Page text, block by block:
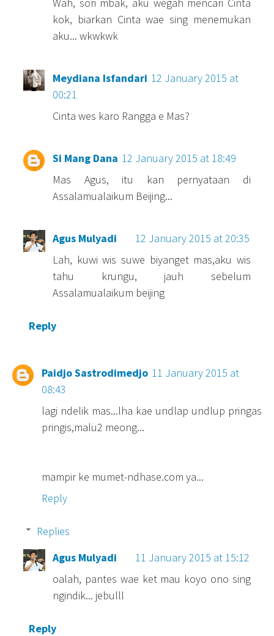
kok, biarkan Cinta wae sing menemukan
aku... wkwkwk
Meydiana Isfandari 12 January 2015 at
00:21
Cinta wes karo Rangga e Mas?
Si Mang Dana 12 January 2015 at 18:49
Mas Agus, itu kan pernyataan di
Assalamualaikum Beijing...
Agus Mulyadi
12 January 2015 at 20:35
Lah, kuwi wis suwe biyanget mas,aku wis
tahu krungu, jauh sebelum
Assalamualaikum beijing
Reply
Paidjo Sastrodimedjo 11 January 2015 at
08:43
lagi ndelik mas...lha kae undlap undlup pringas
pringis,malu2 meong...
mampir ke mumet-ndhase.com ya...
Reply
Replies
Agus Mulyadi
11 January 2015 at 15:12
oalah, pantes wae ket mau koyo ono sing
ngindik... jebulll
Reply